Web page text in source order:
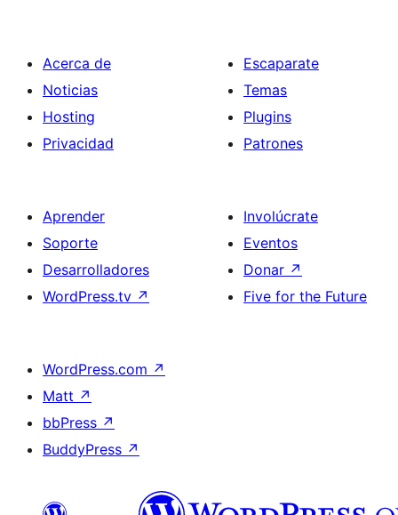
Acerca de
Noticias
Hosting
Privacidad
Escaparate
Temas
Plugins
Patrones
Aprender
Soporte
Desarrolladores
WordPress.tv ↗
Involúcrate
Eventos
Donar ↗
Five for the Future
WordPress.com ↗
Matt ↗
bbPress ↗
BuddyPress ↗